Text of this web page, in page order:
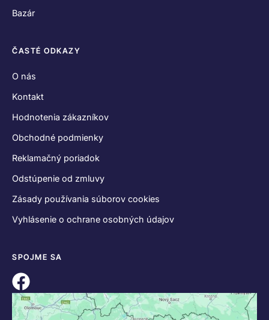
Bazár
ČASTÉ ODKAZY
O nás
Kontakt
Hodnotenia zákazníkov
Obchodné podmienky
Reklamačný poriadok
Odstúpenie od zmluvy
Zásady používania súborov cookies
Vyhlásenie o ochrane osobných údajov
SPOJME SA